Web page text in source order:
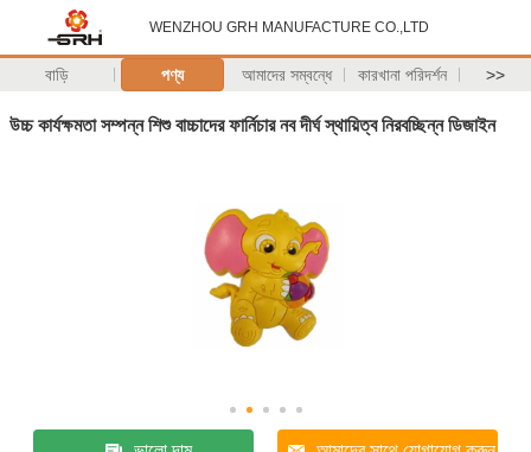
WENZHOU GRH MANUFACTURE CO.,LTD
বাড়ি পণ্য আমাদের সম্বন্ধে কারখানা পরিদর্শন >>
উচ্চ কার্যক্ষমতা সম্পন্ন শিশু বাচ্চাদের ফার্নিচার নব দীর্ঘ স্থায়িত্ব নিরবচ্ছিন্ন ডিজাইন